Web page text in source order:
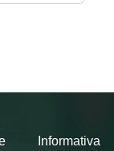
il
Informativa